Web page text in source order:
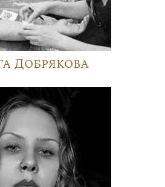
Добрякова